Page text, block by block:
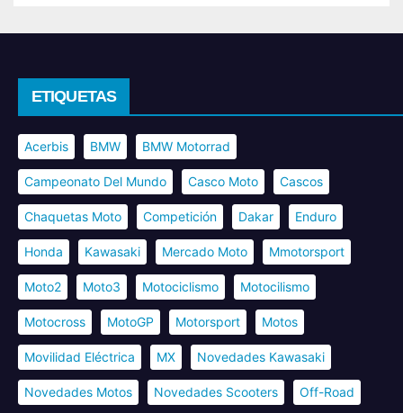
ETIQUETAS
Acerbis BMW BMW Motorrad
Campeonato Del Mundo Casco Moto Cascos
Chaquetas Moto Competición Dakar Enduro
Honda Kawasaki Mercado Moto Mmotorsport
Moto2 Moto3 Motociclismo Motocilismo
Motocross MotoGP Motorsport Motos
Movilidad Eléctrica MX Novedades Kawasaki
Novedades Motos Novedades Scooters Off-Road